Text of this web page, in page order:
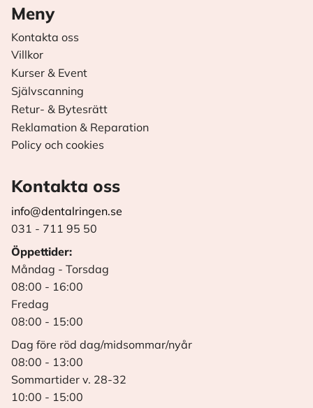
Meny
Kontakta oss
Villkor
Kurser & Event
Självscanning
Retur- & Bytesrätt
Reklamation & Reparation
Policy och cookies
Kontakta oss
info@dentalringen.se
031 - 711 95 50
Öppettider:
Måndag - Torsdag
08:00 - 16:00
Fredag
08:00 - 15:00
Dag före röd dag/midsommar/nyår
08:00 - 13:00
Sommartider v. 28-32
10:00 - 15:00